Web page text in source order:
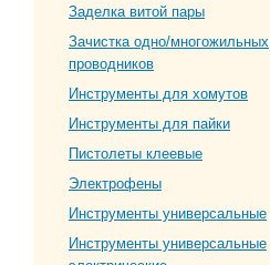
Заделка витой пары
Зачистка одно/многожильных
проводников
Инструменты для хомутов
Инструменты для пайки
Пистолеты клеевые
Электрофены
Инструменты универсальные
Инструменты универсальные